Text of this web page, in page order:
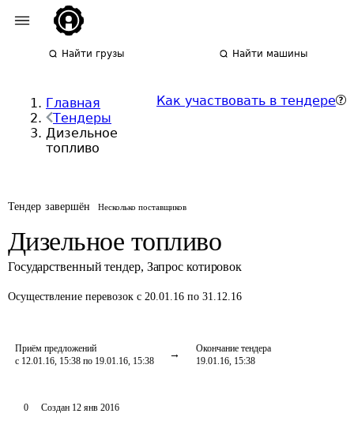
Найти грузы Найти машины
Главная
Тендеры
Дизельное
топливо
Как участвовать в тендере
Тендер завершён Несколько поставщиков
Дизельное топливо
Государственный тендер, Запрос котировок
Осуществление перевозок с 20.01.16 по 31.12.16
Приём предложений
с 12.01.16, 15:38 по 19.01.16, 15:38
Окончание тендера
19.01.16, 15:38
0 Создан 12 янв 2016